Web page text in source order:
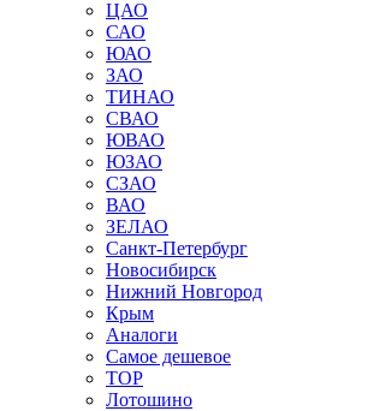
ЦАО
САО
ЮАО
ЗАО
ТИНАО
СВАО
ЮВАО
ЮЗАО
СЗАО
ВАО
ЗЕЛАО
Санкт-Петербург
Новосибирск
Нижний Новгород
Крым
Аналоги
Самое дешевое
TOP
Лотошино